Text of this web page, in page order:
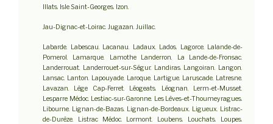
Illats. Isle Saint-Georges. Izon.
Jau-Dignac-et-Loirac. Jugazan. Juillac.
Labarde. Labescau. Lacanau. Ladaux. Lados. Lagorce. Lalande-de-
Pomerol. Lamarque. Lamothe Landerron. La Lande-de-Fronsac.
Landerrouat. Landerrouet-sur-Ségur. Landiras. Langoiran. Langon.
Lansac. Lanton. Lapouyade. Laroque. Lartigue. Laruscade. Latresne.
Lavazan. Lège Cap-Ferret. Léogeats. Léognan. Lerm-et-Musset.
Lesparre Médoc. Lestiac-sur-Garonne. Les Lèves-et-Thoumeyragues.
Libourne. Lignan-de-Bazas. Lignan-de-Bordeaux. Ligueux. Listrac-
de-Durèze. Listrac Médoc. Lormont. Loubens. Louchats. Loupes.